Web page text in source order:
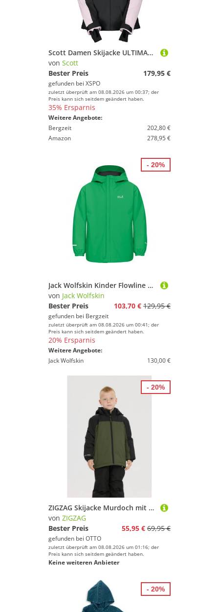
Scott Damen Skijacke ULTIMATE DRYO 10 paradise pink/black
von Scott
Bester Preis
179,95 €
gefunden bei XSPO
zuletzt überprüft am 08.08.2026 um 00:37; der
Preis kann sich seitdem geändert haben.
35% Ersparnis
Weitere Angebote:
Bergzeit
202,80 €
Amazon
278,95 €
Jack Wolfskin Kinder Flowline Ski Jacke
von Jack Wolfskin
Bester Preis
103,70 € 129,95 €
gefunden bei Bergzeit
zuletzt überprüft am 08.08.2026 um 00:41; der
Preis kann sich seitdem geändert haben.
20% Ersparnis
Weitere Angebote:
Jack Wolfskin
130,00 €
- 20%
ZIGZAG Skijacke Murdoch mit getapten Nähten und 10.000 mm Wassersäule
von ZIGZAG
Bester Preis
55,95 € 69,95 €
gefunden bei OTTO
zuletzt überprüft am 08.08.2026 um 01:16; der
Preis kann sich seitdem geändert haben.
Keine weiteren Anbieter
- 20%
- 20%